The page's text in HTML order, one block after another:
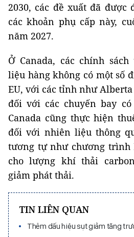
2030, các đề xuất đã được
các khoản phụ cấp này,
năm 2027.
Ở Canada, các chính
liệu hàng không có một số
EU, với các tỉnh như
đối với các chuyến bay
Canada cũng thực hiện
đối với nhiên liệu thông
tương tự như chương trình
cho lượng khí thải
giảm phát thải.
TIN LIÊN QUAN
Thêm dấu hiệu sụt giảm tăng